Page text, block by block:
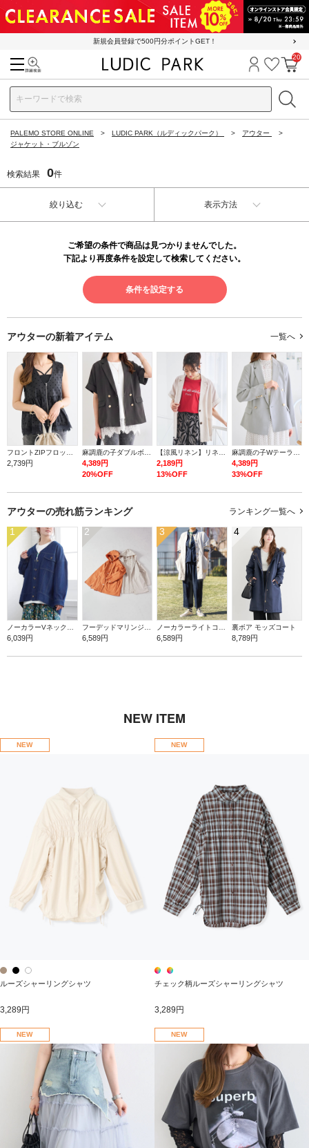
新規会員登録で500円分ポイントGET！
ログイン
お気に
カ
20
PALEMO STORE ONLINE LUDIC PARK（ルディックパーク）
アウター
ジャケット・ブルゾン
検索結果 0件
絞り込む 表示方法
ご希望の条件で商品は見つかりませんでした。
下記より再度条件を設定して検索してください。
条件を設定する
アウターの新着アイテム 一覧へ
2,739円
4,389円
20%OFF
2,189円
13%OFF
4,389円
33%OFF
アウターの売れ筋ランキング ランキング一覧へ
1
6,039円
2
6,589円
3
6,589円
4
裏ボア モッズコート
8,789円
NEW ITEM
NEW
ルーズシャーリングシャツ
3,289円
NEW
チェック柄ルーズシャーリングシャツ
3,289円
NEW NEW